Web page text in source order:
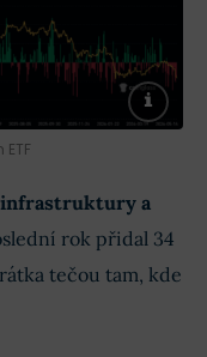
a
rok přidal 34
tečou tam, kde